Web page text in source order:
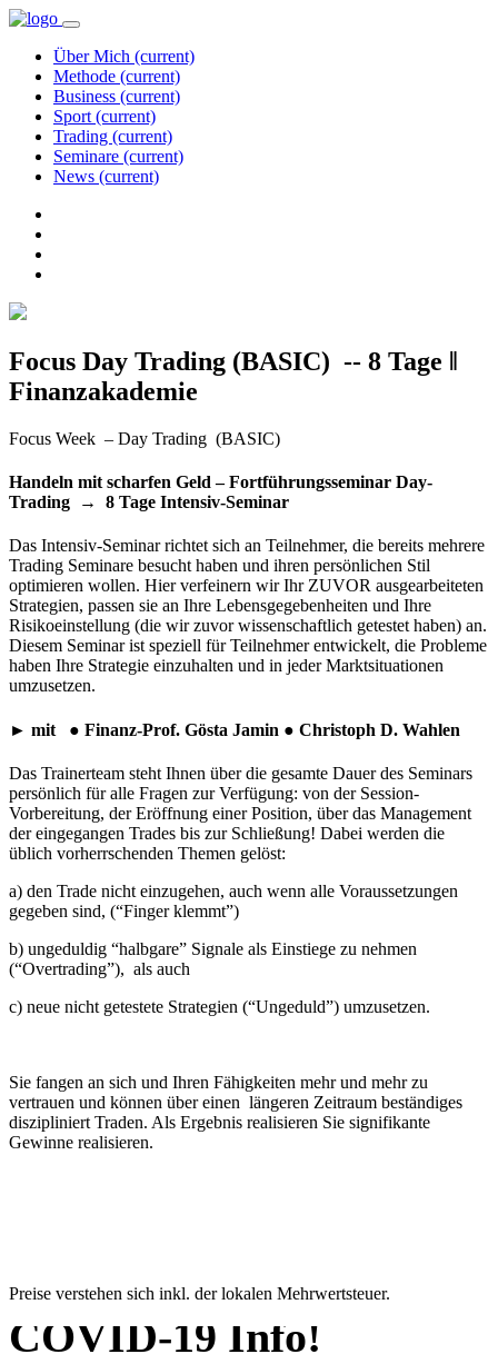
Über Mich (current)
Methode (current)
Business (current)
Sport (current)
Trading (current)
Seminare (current)
News (current)
Focus Day Trading (BASIC) -- 8 Tage ‖
Finanzakademie
Focus Week – Day Trading (BASIC)
Handeln mit scharfen Geld – Fortführungsseminar Day-
Trading → 8 Tage Intensiv-Seminar
Das Intensiv-Seminar richtet sich an Teilnehmer, die bereits mehrere
Trading Seminare besucht haben und ihren persönlichen Stil
optimieren wollen. Hier verfeinern wir Ihr ZUVOR ausgearbeiteten
Strategien, passen sie an Ihre Lebensgegebenheiten und Ihre
Risikoeinstellung (die wir zuvor wissenschaftlich getestet haben) an.
Diesem Seminar ist speziell für Teilnehmer entwickelt, die Probleme
haben Ihre Strategie einzuhalten und in jeder Marktsituationen
umzusetzen.
► mit ● Finanz-Prof. Gösta Jamin ● Christoph D. Wahlen
Das Trainerteam steht Ihnen über die gesamte Dauer des Seminars
persönlich für alle Fragen zur Verfügung: von der Session-
Vorbereitung, der Eröffnung einer Position, über das Management
der eingegangen Trades bis zur Schließung! Dabei werden die
üblich vorherrschenden Themen gelöst:
a) den Trade nicht einzugehen, auch wenn alle Voraussetzungen
gegeben sind, (“Finger klemmt”)
b) ungeduldig “halbgare” Signale als Einstiege zu nehmen
(“Overtrading”), als auch
c) neue nicht getestete Strategien (“Ungeduld”) umzusetzen.
Sie fangen an sich und Ihren Fähigkeiten mehr und mehr zu
vertrauen und können über einen längeren Zeitraum beständiges
diszipliniert Traden. Als Ergebnis realisieren Sie signifikante
Gewinne realisieren.
Preise verstehen sich inkl. der lokalen Mehrwertsteuer.
COVID-19 Info!